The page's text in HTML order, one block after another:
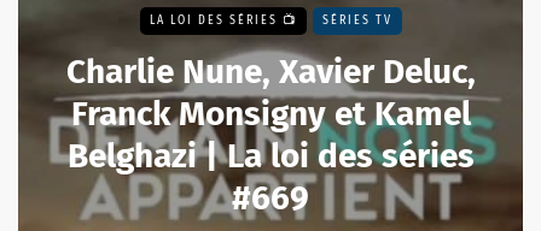
LA LOI DES SÉRIES 📺 SÉRIES TV
Charlie Nune, Xavier Deluc,
Franck Monsigny et Kamel
Belghazi | La loi des séries
#669